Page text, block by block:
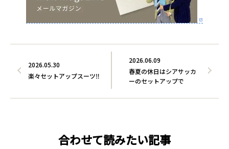
2026.06.09
春夏の休日はシアサッカ
ーのセットアップで
2026.05.30
楽々セットアップスーツ‼
合わせて読みたい記事